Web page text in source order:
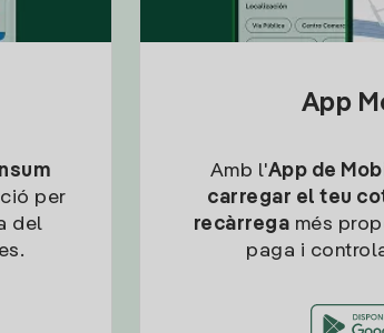
per
del
App
Amb l'App de
carregar el teu
recàrrega més
paga i